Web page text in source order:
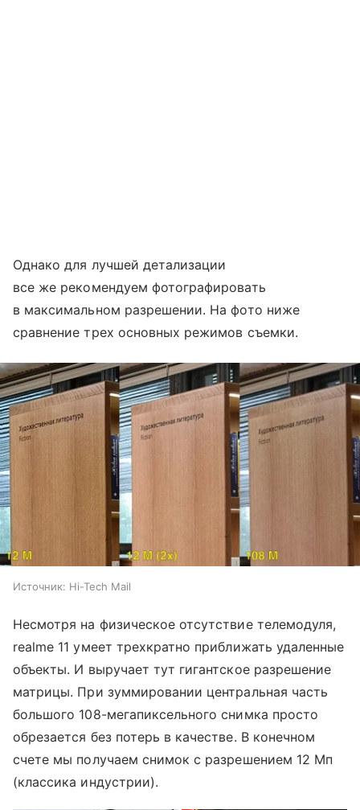
Однако для лучшей детализации
все же рекомендуем фотографировать
в максимальном разрешении. На фото ниже
сравнение трех основных режимов съемки.
Источник: Hi-Tech Mail
Несмотря на физическое отсутствие телемодуля,
realme 11 умеет трехкратно приближать удаленные
объекты. И выручает тут гигантское разрешение
матрицы. При зуммировании центральная часть
большого 108-мегапиксельного снимка просто
обрезается без потерь в качестве. В конечном
счете мы получаем снимок с разрешением 12 Мп
(классика индустрии).